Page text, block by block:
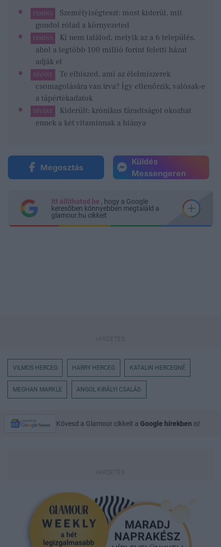
FEMINA
Személyiségteszt: most kiderül, mit
gondol rólad a környezeted
FEMINA
Ki nem találod, melyik az a 6 település,
ahol a legtöbb 100 millió forint feletti házat
adják el
DÍVÁNY
Te elhiszed, ami az élelmiszerek
csomagolására van írva? Így ellenőrzik, valósak-e
a tápértékadatok
DÍVÁNY
Kiderült: krónikus fáradtságot okozhat
ennek a két vitaminnak a hiánya
Megosztás
Küldés
Messengeren
Itt állíthatod be , hogy a Google
keresőben könnyebben megtaláld a
glamour.hu cikkeit
VILMOS HERCEG HARRY HERCEG KATALIN HERCEGNÉ
MEGHAN MARKLE ANGOL KIRÁLYI CSALÁD
Kövesd a Glamour cikkeit a Google hírekben is!